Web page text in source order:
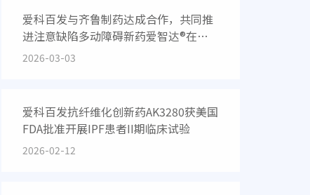
爱科百发与齐鲁制药达成合作，共同推
进注意缺陷多动障碍新药爱智达®在中
国大陆的商业化进程
2026-03-03
爱科百发抗纤维化创新药AK3280获美国
FDA批准开展IPF患者II期临床试验
2026-02-12